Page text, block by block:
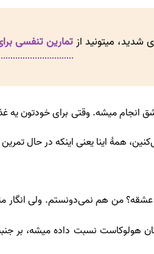
شدید، میتونید از تمارین تنفسی
انجام میشه. وقتی برای خودتون
همۀ اینا یعنی اینکه در حال
من هم نمی‌دونستم. ولی انگار
هولوکاست نسبت داده میشه،